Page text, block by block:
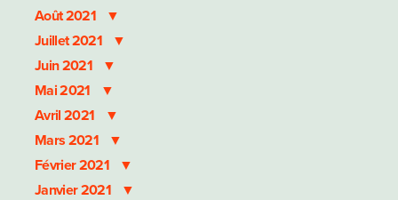
Août 2021
Juillet 2021
Juin 2021
Mai 2021
Avril 2021
Mars 2021
Février 2021
Janvier 2021